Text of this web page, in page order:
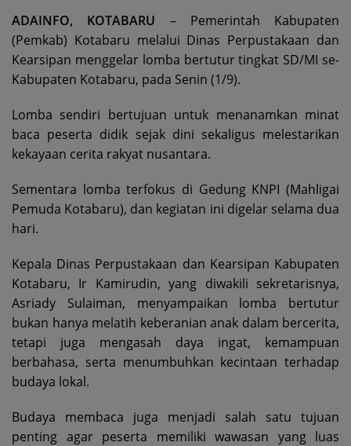
ADAINFO, KOTABARU – Pemerintah Kabupaten
(Pemkab) Kotabaru melalui Dinas Perpustakaan dan
Kearsipan menggelar lomba bertutur tingkat SD/MI se-
Kabupaten Kotabaru, pada Senin (1/9).
Lomba sendiri bertujuan untuk menanamkan minat
baca peserta didik sejak dini sekaligus melestarikan
kekayaan cerita rakyat nusantara.
Sementara lomba terfokus di Gedung KNPI (Mahligai
Pemuda Kotabaru), dan kegiatan ini digelar selama dua
hari.
Kepala Dinas Perpustakaan dan Kearsipan Kabupaten
Kotabaru, Ir Kamirudin, yang diwakili sekretarisnya,
Asriady Sulaiman, menyampaikan lomba bertutur
bukan hanya melatih keberanian anak dalam bercerita,
tetapi juga mengasah daya ingat, kemampuan
berbahasa, serta menumbuhkan kecintaan terhadap
budaya lokal.
Budaya membaca juga menjadi salah satu tujuan
penting agar peserta memiliki wawasan yang luas